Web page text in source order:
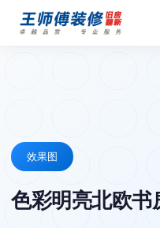
效果图
色彩明亮北欧书